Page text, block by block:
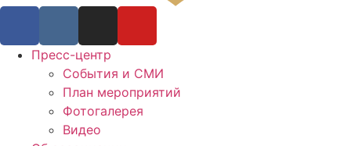
Пресс-центр
События и СМИ
План мероприятий
Фотогалерея
Видео